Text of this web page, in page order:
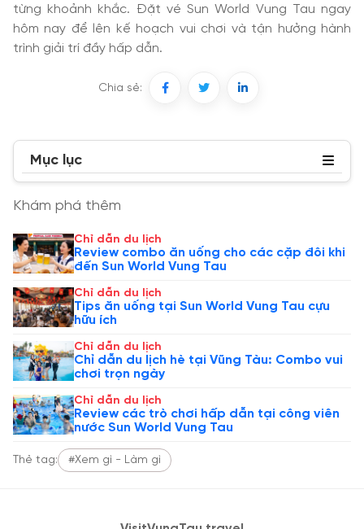
từng khoảnh khắc. Đặt vé Sun World Vung Tau ngay
hôm nay để lên kế hoạch vui chơi và tận hưởng hành
trình giải trí đầy hấp dẫn.
Chia sẻ:
Mục lục
Khám phá thêm
Chỉ dẫn du lịch
Review combo ăn uống cho các cặp đôi khi
đến Sun World Vung Tau
Chỉ dẫn du lịch
Tips ăn uống tại Sun World Vung Tau cựu
hữu ích
Chỉ dẫn du lịch
Chỉ dẫn du lịch hè tại Vũng Tàu: Combo vui
chơi trọn ngày
Chỉ dẫn du lịch
Review các trò chơi hấp dẫn tại công viên
nước Sun World Vung Tau
Thẻ tag: #Xem gì - Làm gì